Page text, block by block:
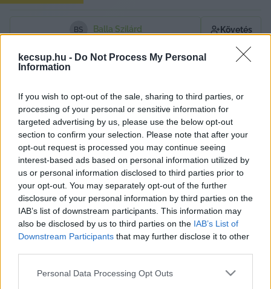
kecsup.hu - Do Not Process My Personal
Information
If you wish to opt-out of the sale, sharing to third parties, or
processing of your personal or sensitive information for
targeted advertising by us, please use the below opt-out
section to confirm your selection. Please note that after your
opt-out request is processed you may continue seeing
interest-based ads based on personal information utilized by
us or personal information disclosed to third parties prior to
your opt-out. You may separately opt-out of the further
disclosure of your personal information by third parties on the
IAB’s list of downstream participants. This information may
also be disclosed by us to third parties on the IAB’s List of
Downstream Participants that may further disclose it to other
Please note that this website/app uses one or more Google
Personal Data Processing Opt Outs
BS Balla Szilárd Követés
1 perc
A Kecskeméti TE középpályása, Nikitscher
Tamás a szezon eleji pazar fomájának
köszönhetően életében először bekerült a
Marco Rossi által irányított magyar labdarúgó-
válogatott 26 fős keretébe.
Mint arról korábban beszámoltunk, a Kecskeméti
TE Nikitscher duplájával szerezte meg idénybeli
első győzelmét a Győri ETO ellen. A 24 éves
játékos valószínűleg ekkor hívta fel magára
leginkább a szövetségi kapitány figyelmét, és